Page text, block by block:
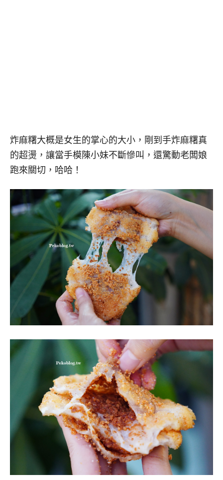
炸麻糬大概是女生的掌心的大小，剛到手炸麻糬真
的超燙，讓當手模陳小妹不斷慘叫，還驚動老闆娘
跑來關切，哈哈！